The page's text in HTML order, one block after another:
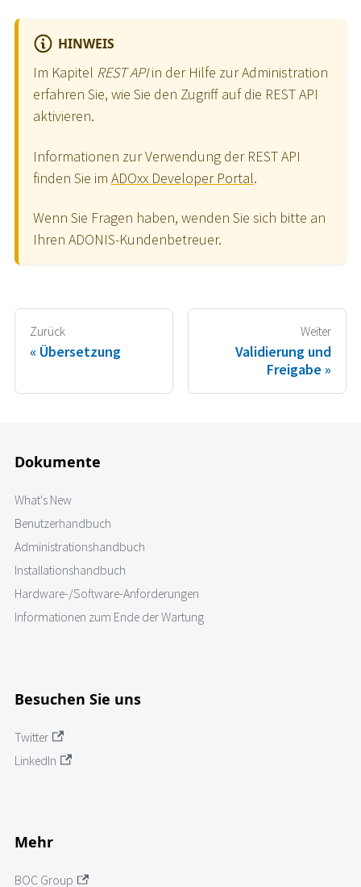
HINWEIS
Im Kapitel REST APIin der Hilfe zur Administration
erfahren Sie, wie Sie den Zugriff auf die REST API
aktivieren.
Informationen zur Verwendung der REST API
finden Sie im ADOxx Developer Portal.
Wenn Sie Fragen haben, wenden Sie sich bitte an
Ihren ADONIS-Kundenbetreuer.
Zurück
Übersetzung
Weiter
Validierung und
Freigabe
Dokumente
What's New
Benutzerhandbuch
Administrationshandbuch
Installationshandbuch
Hardware-/Software-Anforderungen
Informationen zum Ende der Wartung
Besuchen Sie uns
Twitter
LinkedIn
Mehr
BOC Group